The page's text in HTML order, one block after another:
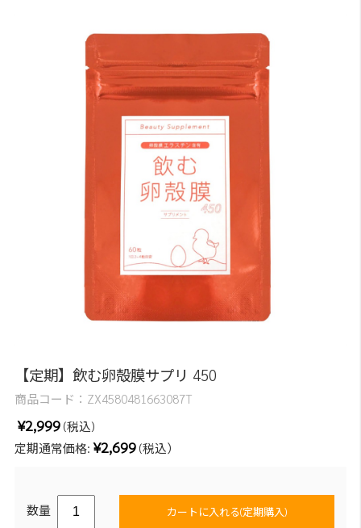
【定期】飲む卵殻膜サプリ 450
商品コード： ZX4580481663087T
¥2,999 (税込)
定期通常価格: ¥2,699 (税込）
数量 カートに入れる(定期購入)